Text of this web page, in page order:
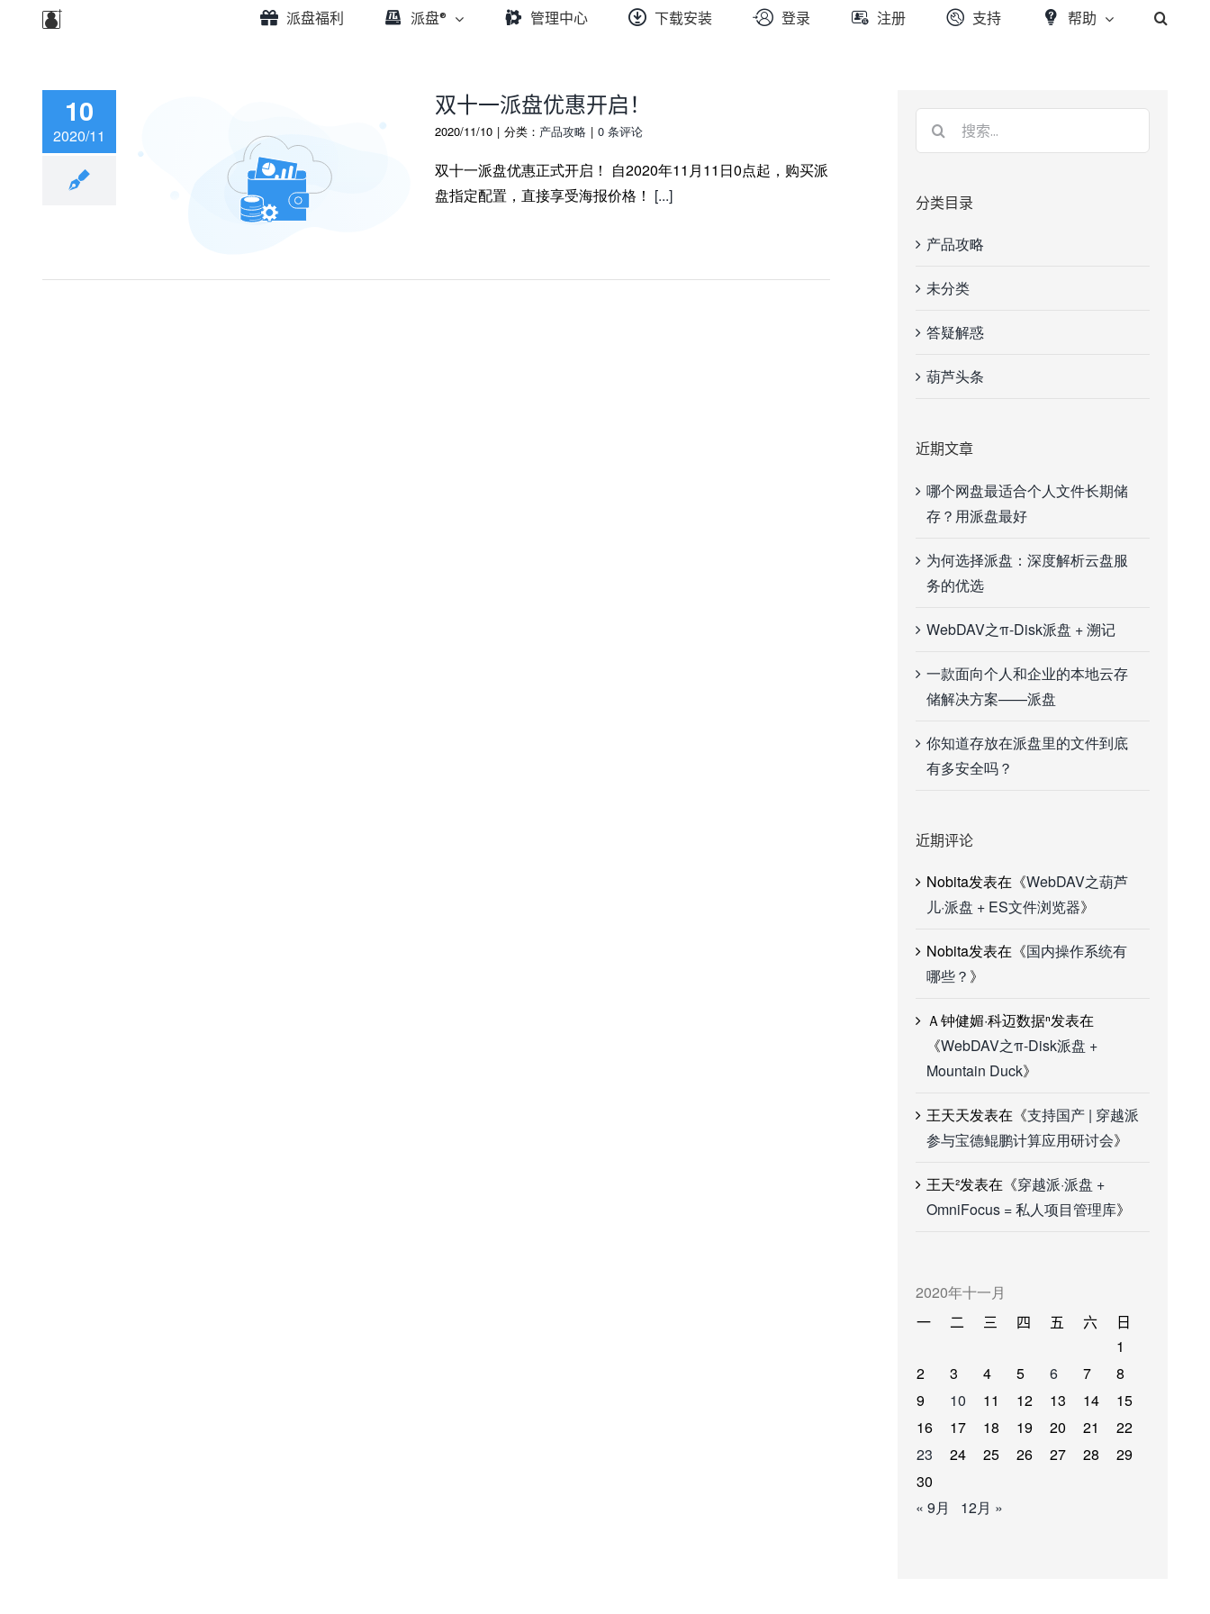
派盘福利 派盘® 管理中心 下载安装 登录 注册 支持 帮助
10
2020/11
双十一派盘优惠开启！
2020/11/10 | 分类： 产品攻略 | 0 条评论
双十一派盘优惠正式开启！ 自2020年11月11日0点起，购买派
盘指定配置，直接享受海报价格！ [...] 分类目录
产品攻略
未分类
答疑解惑
葫芦头条
近期文章
哪个网盘最适合个人文件长期储
存？用派盘最好
为何选择派盘：深度解析云盘服
务的优选
WebDAV之π-Disk派盘 + 溯记
一款面向个人和企业的本地云存
储解决方案——派盘
你知道存放在派盘里的文件到底
有多安全吗？
近期评论
Nobita发表在《WebDAV之葫芦
儿·派盘 + ES文件浏览器》
Nobita发表在《国内操作系统有
哪些？ 》
Ａ钟健媚·科迈数据ⁿ发表在
《WebDAV之π-Disk派盘 +
Mountain Duck》
王天天发表在《支持国产 | 穿越派
参与宝德鲲鹏计算应用研讨会》
王天²发表在《穿越派·派盘 +
OmniFocus = 私人项目管理库》
2020年十一月
一 二 三 四 五 六 日
1
2
3 4 5 6 7
8
9
10 11 12 13 14
15
16
17 18 19 20 21
22
23
24 25 26 27 28
29
30
« 9月
12月 »